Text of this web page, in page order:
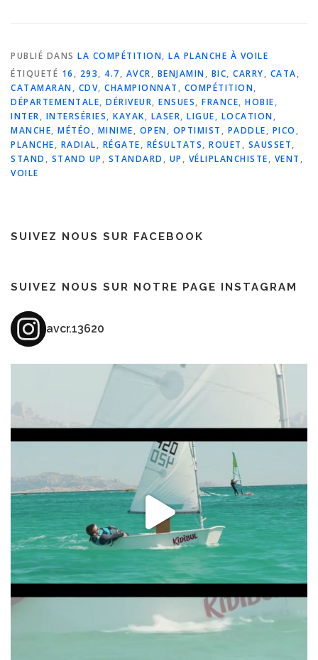
PUBLIÉ DANS LA COMPÉTITION, LA PLANCHE À VOILE
ÉTIQUETÉ 16, 293, 4.7, AVCR, BENJAMIN, BIC, CARRY, CATA,
CATAMARAN, CDV, CHAMPIONNAT, COMPÉTITION,
DÉPARTEMENTALE, DÉRIVEUR, ENSUES, FRANCE, HOBIE,
INTER, INTERSÉRIES, KAYAK, LASER, LIGUE, LOCATION,
MANCHE, MÉTÉO, MINIME, OPEN, OPTIMIST, PADDLE, PICO,
PLANCHE, RADIAL, RÉGATE, RÉSULTATS, ROUET, SAUSSET,
STAND, STAND UP, STANDARD, UP, VÉLIPLANCHISTE, VENT,
VOILE
SUIVEZ NOUS SUR FACEBOOK
SUIVEZ NOUS SUR NOTRE PAGE INSTAGRAM
avcr.13620